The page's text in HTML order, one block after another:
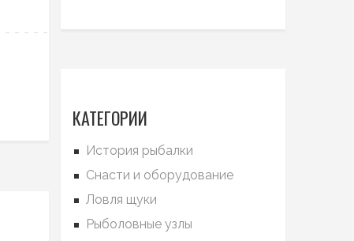
КАТЕГОРИИ
История рыбалки
Снасти и оборудование
Ловля щуки
Рыболовные узлы